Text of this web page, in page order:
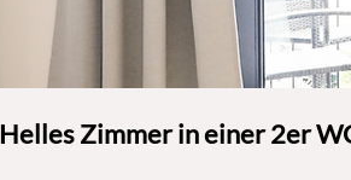
Helles Zimmer in einer 2er